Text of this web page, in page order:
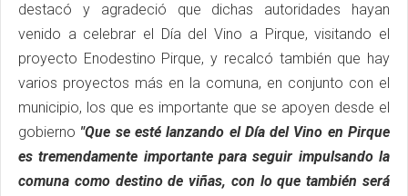
destacó y agradeció que dichas autoridades hayan
venido a celebrar el Día del Vino a Pirque, visitando el
proyecto Enodestino Pirque, y recalcó también que hay
varios proyectos más en la comuna, en conjunto con el
municipio, los que es importante que se apoyen desde el
gobierno "Que se esté lanzando el Día del Vino en Pirque
es tremendamente importante para seguir impulsando la
comuna como destino de viñas, con lo que también será